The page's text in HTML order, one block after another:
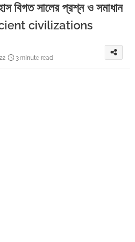
বিগত সালের প্রশ্ন ও সমাধান
civilizations
3 minute read